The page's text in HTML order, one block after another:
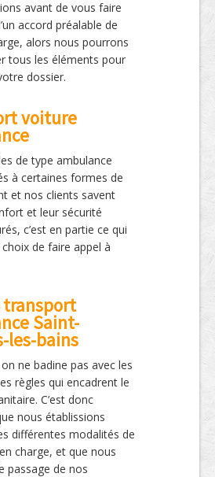
avant de vous faire
accord préalable de
alors nous pourrons
tous les éléments pour
dossier.
voiture
de type ambulance
à certaines formes de
et nos clients savent
et leur sécurité
c’est en partie ce qui
de faire appel à
transport
Saint-
les-bains
ne badine pas avec les
règles qui encadrent le
C’est donc
nous établissions
différentes modalités de
charge, et que nous
passage de nos